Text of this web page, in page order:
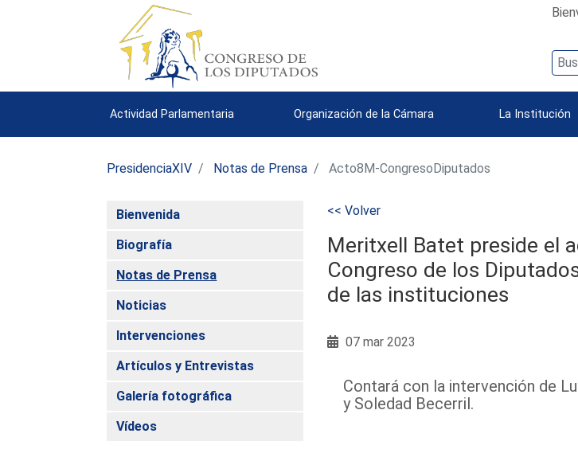
Actividad Parlamentaria Organización de la Cámara La Institución
PresidenciaXIV Notas de Prensa Acto8M-CongresoDiputados
Bienvenida
Biografía
Notas de Prensa
Noticias
Intervenciones
Artículos y Entrevistas
Galería fotográfica
Vídeos
<< Volver
Meritxell Batet preside el
Congreso de los
de las instituciones
07 mar 2023
Contará con la intervención de
y Soledad Becerril.